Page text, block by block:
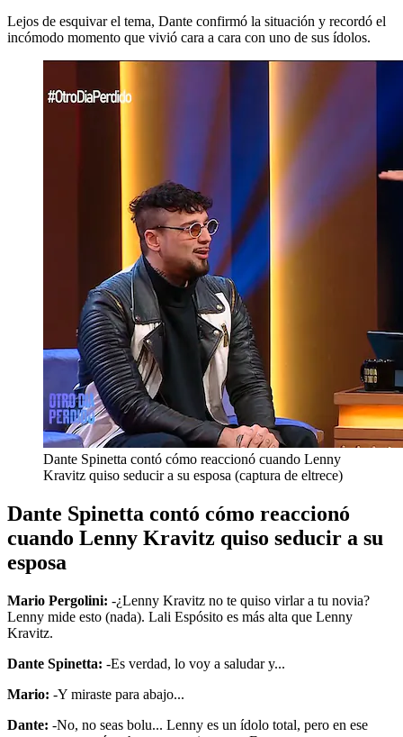
Lejos de esquivar el tema, Dante confirmó la situación y recordó el
incómodo momento que vivió cara a cara con uno de sus ídolos.
Dante Spinetta contó cómo reaccionó cuando Lenny
Kravitz quiso seducir a su esposa (captura de eltrece)
Dante Spinetta contó cómo reaccionó
cuando Lenny Kravitz quiso seducir a su
esposa
Mario Pergolini: -¿Lenny Kravitz no te quiso virlar a tu novia?
Lenny mide esto (nada). Lali Espósito es más alta que Lenny
Kravitz.
Dante Spinetta: -Es verdad, lo voy a saludar y...
Mario: -Y miraste para abajo...
Dante: -No, no seas bolu... Lenny es un ídolo total, pero en ese